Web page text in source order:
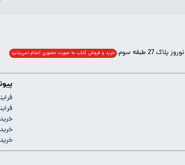
خرید و فروش کتاب به صورت حضوری انجام‌ نمی‌پذیرد